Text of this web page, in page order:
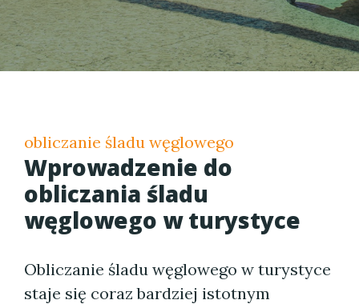
obliczanie śladu węglowego
Wprowadzenie do
obliczania śladu
węglowego w turystyce
Obliczanie śladu węglowego w turystyce
staje się coraz bardziej istotnym